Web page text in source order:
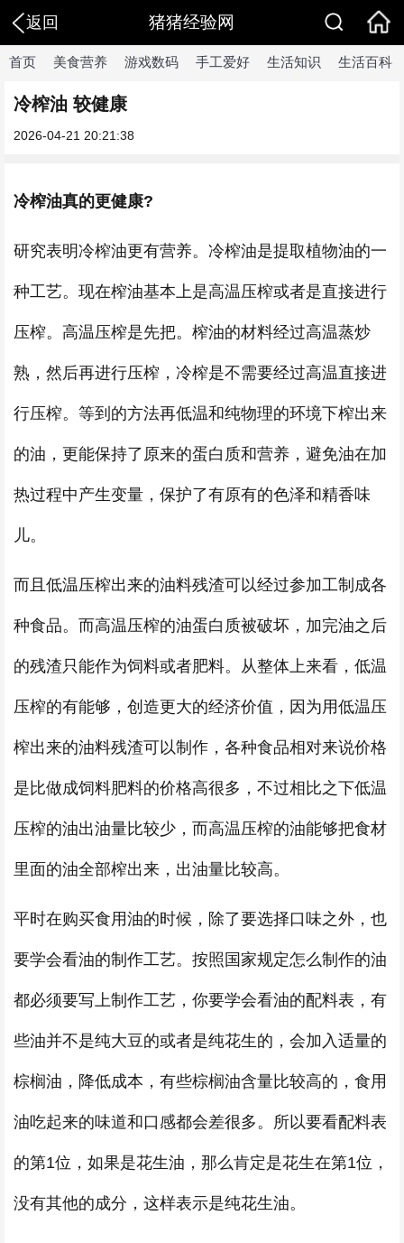
返回 猪猪经验网
首页 美食营养 游戏数码 手工爱好 生活知识 生活百科
冷榨油 较健康
2026-04-21 20:21:38
冷榨油真的更健康?
研究表明冷榨油更有营养。冷榨油是提取植物油的一
种工艺。现在榨油基本上是高温压榨或者是直接进行
压榨。高温压榨是先把。榨油的材料经过高温蒸炒
熟，然后再进行压榨，冷榨是不需要经过高温直接进
行压榨。等到的方法再低温和纯物理的环境下榨出来
的油，更能保持了原来的蛋白质和营养，避免油在加
热过程中产生变量，保护了有原有的色泽和精香味
儿。
而且低温压榨出来的油料残渣可以经过参加工制成各
种食品。而高温压榨的油蛋白质被破坏，加完油之后
的残渣只能作为饲料或者肥料。从整体上来看，低温
压榨的有能够，创造更大的经济价值，因为用低温压
榨出来的油料残渣可以制作，各种食品相对来说价格
是比做成饲料肥料的价格高很多，不过相比之下低温
压榨的油出油量比较少，而高温压榨的油能够把食材
里面的油全部榨出来，出油量比较高。
平时在购买食用油的时候，除了要选择口味之外，也
要学会看油的制作工艺。按照国家规定怎么制作的油
都必须要写上制作工艺，你要学会看油的配料表，有
些油并不是纯大豆的或者是纯花生的，会加入适量的
棕榈油，降低成本，有些棕榈油含量比较高的，食用
油吃起来的味道和口感都会差很多。所以要看配料表
的第1位，如果是花生油，那么肯定是花生在第1位，
没有其他的成分，这样表示是纯花生油。